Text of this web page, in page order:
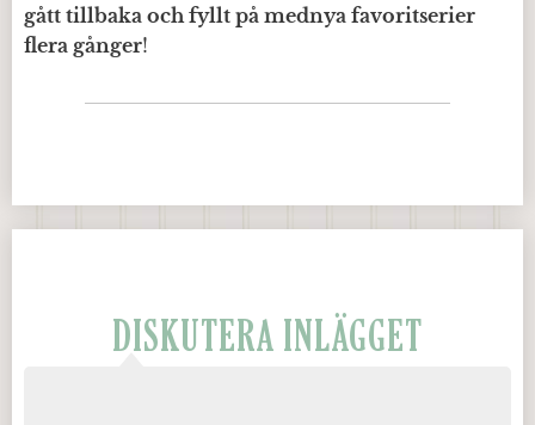
gått tillbaka och fyllt på mednya favoritserier
flera gånger!
DISKUTERA INLÄGGET